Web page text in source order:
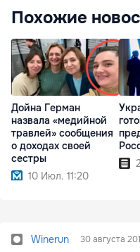
Похожие
Дойна Герман
назвала «медийной
травлей» сообщения
о доходах своей
сестры
10 Июл. 11:20
Winerun 30 августа